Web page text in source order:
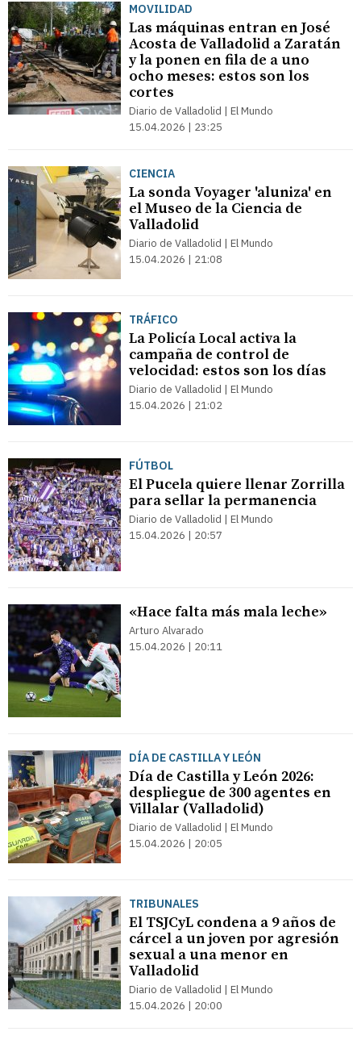
MOVILIDAD
Las máquinas entran en José
Acosta de Valladolid a Zaratán
y la ponen en fila de a uno
ocho meses: estos son los
cortes
Diario de Valladolid | El Mundo
15.04.2026 | 23:25
CIENCIA
La sonda Voyager 'aluniza' en
el Museo de la Ciencia de
Valladolid
Diario de Valladolid | El Mundo
15.04.2026 | 21:08
TRÁFICO
La Policía Local activa la
campaña de control de
velocidad: estos son los días
Diario de Valladolid | El Mundo
15.04.2026 | 21:02
FÚTBOL
El Pucela quiere llenar Zorrilla
para sellar la permanencia
Diario de Valladolid | El Mundo
15.04.2026 | 20:57
«Hace falta más mala leche»
Arturo Alvarado
15.04.2026 | 20:11
DÍA DE CASTILLA Y LEÓN
Día de Castilla y León 2026:
despliegue de 300 agentes en
Villalar (Valladolid)
Diario de Valladolid | El Mundo
15.04.2026 | 20:05
TRIBUNALES
El TSJCyL condena a 9 años de
cárcel a un joven por agresión
sexual a una menor en
Valladolid
Diario de Valladolid | El Mundo
15.04.2026 | 20:00